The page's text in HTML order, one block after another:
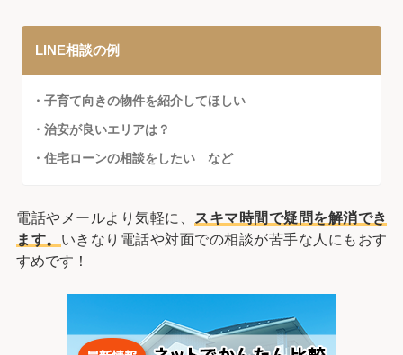
LINE相談の例
・子育て向きの物件を紹介してほしい
・治安が良いエリアは？
・住宅ローンの相談をしたい など
電話やメールより気軽に、
スキマ時間で疑問を解消でき
ます。 いきなり電話や対面での相談が苦手な人にもおす
すめです！